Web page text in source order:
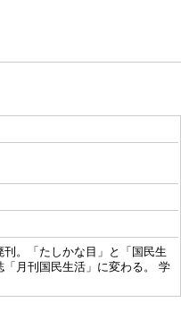
。「たしかな目」と「国民生
月刊国民生活」に変わる。 学